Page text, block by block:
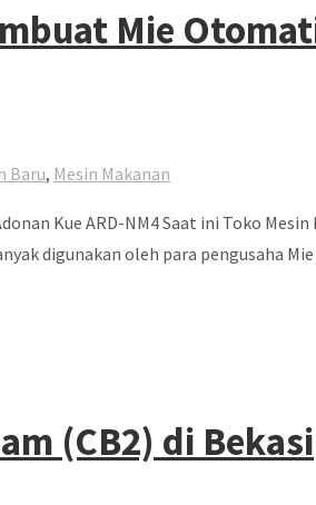
Mie
Baru, Mesin Makanan
Kue ARD-NM4 Saat ini Toko
digunakan oleh para pengusaha
(CB2) di Bekasi